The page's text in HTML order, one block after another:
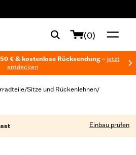
(0)
€ & kostenlose Rücksendung – jetzt
entdecken
/Sitze und Rückenlehnen/
Einbau prüfen